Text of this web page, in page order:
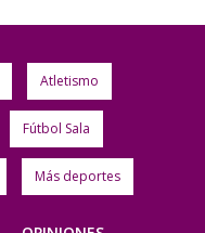
Atletismo
Fútbol Sala
Más deportes